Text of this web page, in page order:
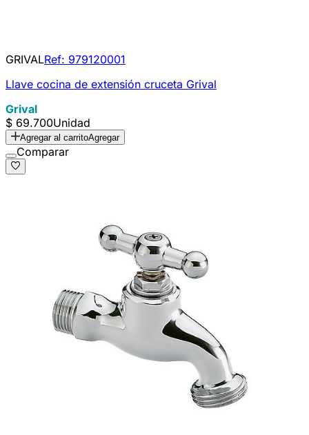
GRIVALRef: 979120001
Llave cocina de extensión cruceta Grival
Grival
$ 69.700Unidad
Agregar al carritoAgregar
Comparar